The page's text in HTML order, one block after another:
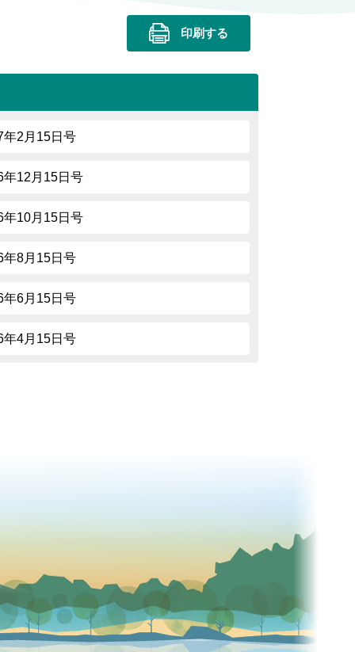
印刷する
年2月15日号
年12月15日号
年10月15日号
年8月15日号
年6月15日号
年4月15日号